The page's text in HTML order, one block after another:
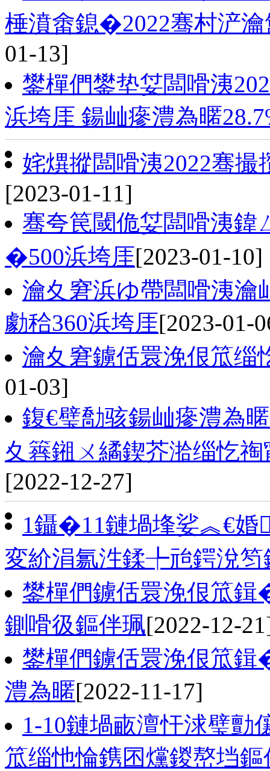
棰濆畬鎴�2022骞村浐
01-13]
鐢樿們鐢垫姇闆嗗洟
浜垮厓 鍚屾瘮澧為暱
姹熼摐闆嗗洟2022骞
[2023-01-11]
骞夸笢閾佹姇闆嗗洟鍏
�500浜垮厓[2023-01-10]
瀹夊窘浜ゆ帶闆嗗洟瀹
勮秴360浜垮厓[2023-01-
瀹夊窘鐪佸睘浼佷笟缁
01-03]
鍑€璧勪骇鍚屾瘮澧為
夊簭鎺ㄨ繘鍥芥湁缁忔
[2022-12-27]
1鑷�11鏈堝埄娑︽€婚
変紒涓氱泩鍒╄兘鍔涗
鐢樿們鐪佸睘浼佷笟
鍘嗗彶鏂伴珮[2022-12-
鐢樿們鐪佸睘浼佷笟
澧為暱[2022-11-17]
1-10鏈堝畞澶忓浗璧勯
笟缁忚惀鎸囨爣鍐嶅垱鏂